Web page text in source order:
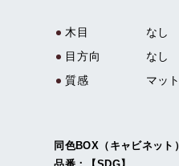
木目
なし
目方向
なし
質感
マット
同色BOX（キャビネット